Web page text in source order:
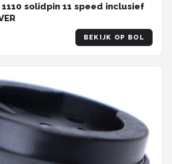
solidpin 11 speed inclusief
BEKIJK OP BOL